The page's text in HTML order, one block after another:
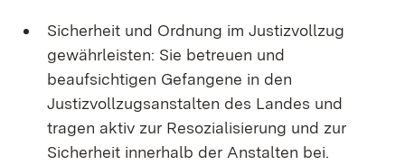
Sicherheit und Ordnung im Justizvollzug
gewährleisten: Sie betreuen und
beaufsichtigen Gefangene in den
Justizvollzugsanstalten des Landes und
tragen aktiv zur Resozialisierung und zur
Sicherheit innerhalb der Anstalten bei.